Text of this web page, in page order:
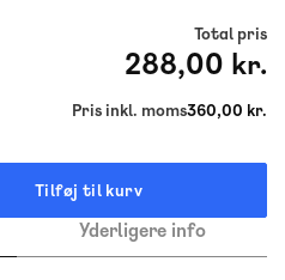
Total pris
288,00 kr.
Pris inkl. moms360,00 kr.
Tilføj til kurv
Yderligere info